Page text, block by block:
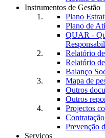
Instrumentos de Gestão
Plano
Plano de
QUAR -
Relatório
Relatório
Balanço
Mapa de
Outros
Outros
Projectos
Prevenção
Serviços